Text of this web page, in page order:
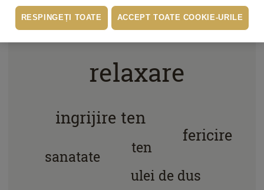
relaxare
exfoliere
ingrijire ten
scrub
fericire
sanatate
ten
ulei de dus
RESPINGEȚI TOATE ACCEPT TOATE COOKIE-URILE